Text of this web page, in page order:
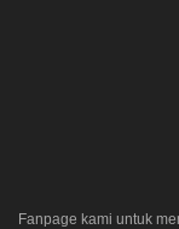
Fanpage kami untuk